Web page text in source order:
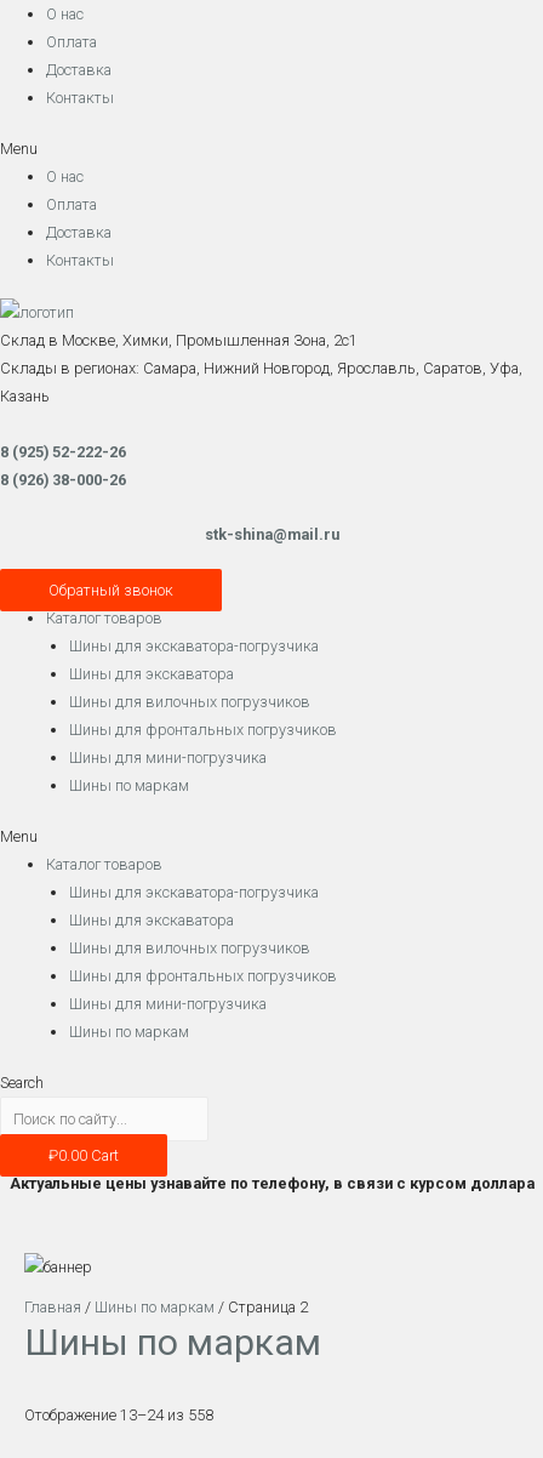
О нас
Оплата
Доставка
Контакты
Menu
О нас
Оплата
Доставка
Контакты
Склад в Москве, Химки, Промышленная Зона, 2с1
Склады в регионах: Самара, Нижний Новгород, Ярославль, Саратов, Уфа,
Казань
8 (925) 52-222-26
8 (926) 38-000-26
stk-shina@mail.ru
Обратный звонок
Каталог товаров
Шины для экскаватора-погрузчика
Шины для экскаватора
Шины для вилочных погрузчиков
Шины для фронтальных погрузчиков
Шины для мини-погрузчика
Шины по маркам
Menu
Каталог товаров
Шины для экскаватора-погрузчика
Шины для экскаватора
Шины для вилочных погрузчиков
Шины для фронтальных погрузчиков
Шины для мини-погрузчика
Шины по маркам
Search
₽0.00 Cart
Актуальные цены узнавайте по телефону, в связи с курсом доллара
Главная / Шины по маркам / Страница 2
Шины по маркам
Отображение 13–24 из 558